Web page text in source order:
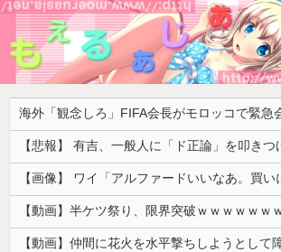
【動画】半ケツ祭り、限界突破ｗｗｗｗｗｗ